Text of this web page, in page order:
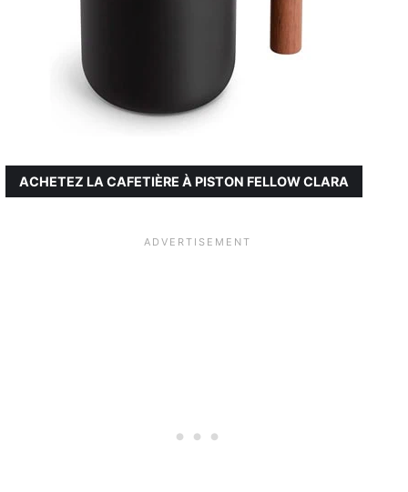
ACHETEZ LA CAFETIÈRE À PISTON FELLOW CLARA